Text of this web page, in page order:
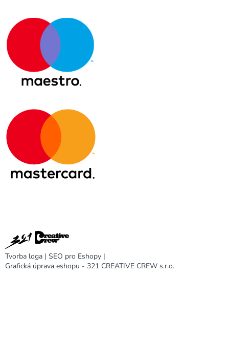
Tvorba loga | SEO pro Eshopy |
Grafická úprava eshopu - 321 CREATIVE CREW s.r.o.